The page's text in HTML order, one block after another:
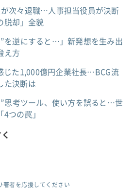
次々退職…人事担当役員が決断
脱却」全貌
”を逆にすると…」新発想を生み出
え方
じた1,000億円企業社長…BCG流
た決断は
思考ツール、使い方を誤ると…世
つの罠」
著者を応援してください